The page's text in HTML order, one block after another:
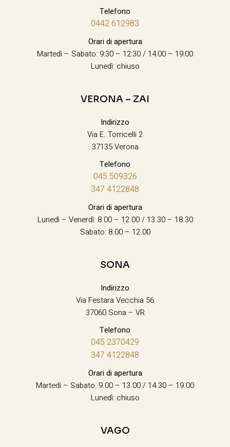
Telefono
0442 612983
Orari di apertura
Martedì – Sabato: 9:30 – 12:30 / 14:00 – 19:00
Lunedì: chiuso
VERONA – ZAI
Indirizzo
Via E. Torricelli 2
37135 Verona
Telefono
045 509326
347 4122848
Orari di apertura
Lunedì – Venerdì: 8.00 – 12.00 / 13.30 – 18.30
Sabato: 8.00 – 12.00
SONA
Indirizzo
Via Festara Vecchia 56
37060 Sona – VR
Telefono
045 2370429
347 4122848
Orari di apertura
Martedì – Sabato: 9.00 – 13.00 / 14.30 – 19.00
Lunedì: chiuso
VAGO